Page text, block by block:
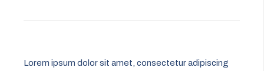
Lorem ipsum dolor sit amet, consectetur adipiscing